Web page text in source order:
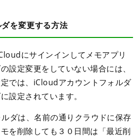
を変更する方法
にサインインしてメモアプリ
設定変更をしていない場合には、
では、iCloudアカウントフォルダ
設定されています。
ダは、名前の通りクラウドに保存
を削除しても３０日間は「最近削